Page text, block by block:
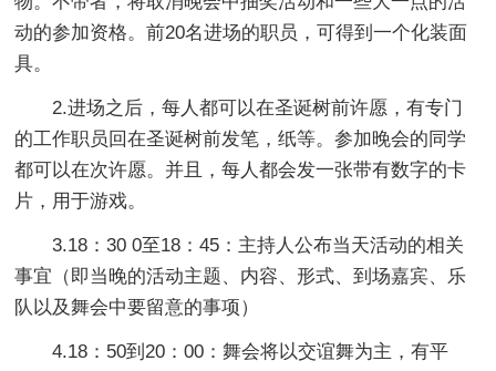
动的参加资格。前20名进场的职员，可得到一个化装面
具。
2.进场之后，每人都可以在圣诞树前许愿，有专门
的工作职员回在圣诞树前发笔，纸等。参加晚会的同学
都可以在次许愿。并且，每人都会发一张带有数字的卡
片，用于游戏。
3.18：30 0至18：45：主持人公布当天活动的相关
事宜（即当晚的活动主题、内容、形式、到场嘉宾、乐
队以及舞会中要留意的事项）
4.18：50到20：00：舞会将以交谊舞为主，有平